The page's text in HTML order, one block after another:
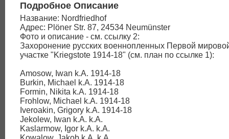
Подробное Описание
Название: Nordfriedhof
Адрес: Plöner Str. 87, 24534 Neumünster
Фото и описание - см. ссылку 2:
Захоронение русских военнопленных Первой
участке "Kriegstote 1914-18" (см. план по ссылке 1):
Amosow, Iwan k.A. 1914-18
Burkin, Michael k.A. 1914-18
Formin, Nikita k.A. 1914-18
Frohlow, Michael k.A. 1914-18
Iveroakin, Grigory k.A. 1914-18
Jekolew, Iwan k.A. k.A.
Kaslarmow, Igor k.A. k.A.